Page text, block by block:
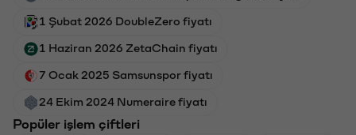
1 Şubat 2026 DoubleZero fiyatı
1 Haziran 2026 ZetaChain fiyatı
7 Ocak 2025 Samsunspor fiyatı
24 Ekim 2024 Numeraire fiyatı
Popüler işlem çiftleri